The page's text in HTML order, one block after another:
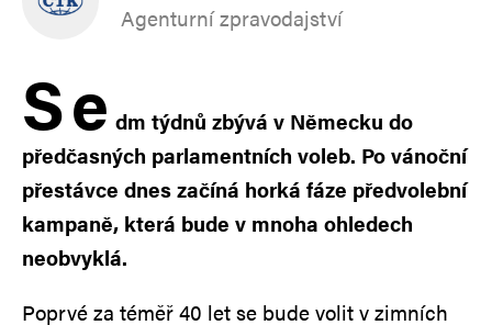
Agenturní zpravodajství
Se dm týdnů zbývá v Německu do
předčasných parlamentních voleb. Po vánoční
přestávce dnes začíná horká fáze předvolební
kampaně, která bude v mnoha ohledech
neobvyklá.
Poprvé za téměř 40 let se bude volit v zimních